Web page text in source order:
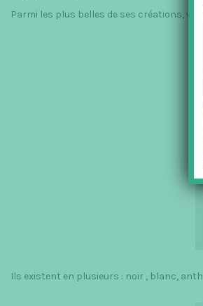
Parmi les plus belles de ses créations,
Ils existent en plusieurs : noir , blanc,